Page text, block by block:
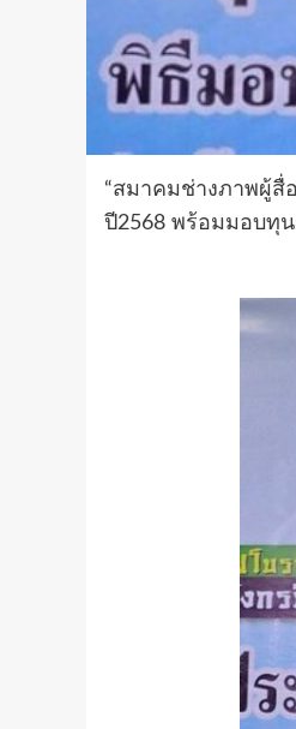
“สมาคมช่างภาพผู้สื่
ปี2568 พร้อมมอบทุ